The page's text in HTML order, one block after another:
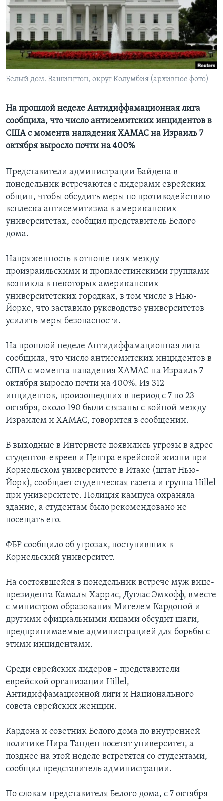
Learning English
СОЦИАЛЬНЫЕ СЕТИ
Белый дом. Вашингтон, округ Колумбия (архивное фото)
На прошлой неделе Антидиффамационная лига
сообщила, что число антисемитских инцидентов в
США с момента нападения ХАМАС на Израиль 7
октября выросло почти на 400%
Представители администрации Байдена в
понедельник встречаются с лидерами еврейских
общин, чтобы обсудить меры по противодействию
всплеска антисемитизма в американских
университетах, сообщил представитель Белого
дома.
Напряженность в отношениях между
произраильскими и пропалестинскими группами
возникла в некоторых американских
университетских городках, в том числе в Нью-
Йорке, что заставило руководство университетов
усилить меры безопасности.
На прошлой неделе Антидиффамационная лига
сообщила, что число антисемитских инцидентов в
США с момента нападения ХАМАС на Израиль 7
октября выросло почти на 400%. Из 312
инцидентов, произошедших в период с 7 по 23
октября, около 190 были связаны с войной между
Израилем и ХАМАС, говорится в сообщении.
В выходные в Интернете появились угрозы в адрес
студентов-евреев и Центра еврейской жизни при
Корнельском университете в Итаке (штат Нью-
Йорк), сообщает студенческая газета и группа Hillel
при университете. Полиция кампуса охраняла
здание, а студентам было рекомендовано не
посещать его.
ФБР сообщило об угрозах, поступивших в
Корнельский университет.
На состоявшейся в понедельник встрече муж вице-
президента Камалы Харрис, Дуглас Эмхофф, вместе
с министром образования Мигелем Кардоной и
другими официальными лицами обсудит шаги,
предпринимаемые администрацией для борьбы с
этими инцидентами.
Среди еврейских лидеров – представители
еврейской организации Hillel,
Антидиффамационной лиги и Национального
совета еврейских женщин.
Кардона и советник Белого дома по внутренней
политике Нира Танден посетят университет, а
позднее на этой неделе встретятся со студентами,
сообщил представитель администрации.
По словам представителя Белого дома, с 7 октября